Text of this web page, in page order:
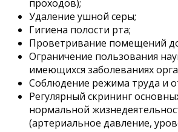
проходов);
Удаление ушной серы;
Гигиена полости рта;
Проветривание помещений
Ограничение пользования
имеющихся заболеваниях
Соблюдение режима труда и
Регулярный скрининг
нормальной
(артериальное давление,